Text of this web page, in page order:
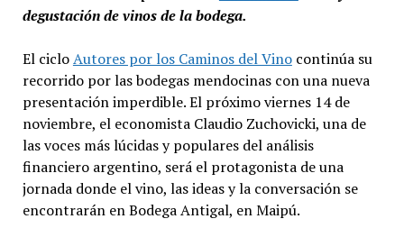
degustación de vinos de la bodega.
El cicloAutores por los Caminos del Vinocontinúa su
recorrido por las bodegas mendocinas con una nueva
presentación imperdible. El próximo viernes 14 de
noviembre, el economista Claudio Zuchovicki, una de
las voces más lúcidas y populares del análisis
financiero argentino, será el protagonista de una
jornada donde el vino, las ideas y la conversación se
encontrarán en Bodega Antigal, en Maipú.